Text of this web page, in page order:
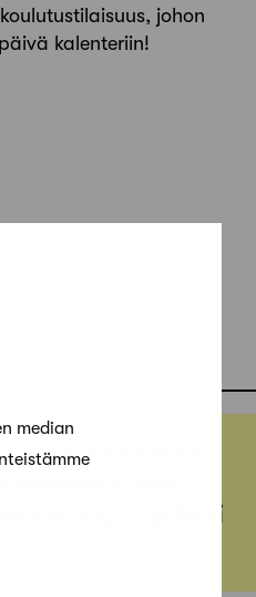
median
johon
kalenteriin!
hankkeen